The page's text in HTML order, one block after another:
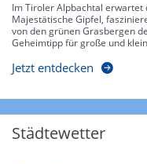
Im Tiroler Alpbachtal
Majestätische Gipfel,
von den grünen Grasbergen
Geheimtipp für große und
Jetzt entdecken
Städtewetter